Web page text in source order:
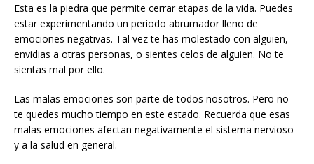
Esta es la piedra que permite cerrar etapas de la vida. Puedes
estar experimentando un periodo abrumador lleno de
emociones negativas. Tal vez te has molestado con alguien,
envidias a otras personas, o sientes celos de alguien. No te
sientas mal por ello.
Las malas emociones son parte de todos nosotros. Pero no
te quedes mucho tiempo en este estado. Recuerda que esas
malas emociones afectan negativamente el sistema nervioso
y a la salud en general.